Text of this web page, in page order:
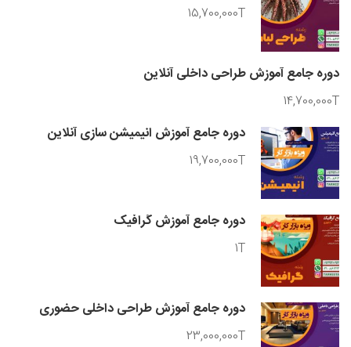
15,700,000T
دوره جامع آموزش طراحی داخلی آنلاین
14,700,000T
دوره جامع آموزش انیمیشن سازی آنلاین
19,700,000T
دوره جامع آموزش گرافیک
1T
دوره جامع آموزش طراحی داخلی حضوری
23,000,000T